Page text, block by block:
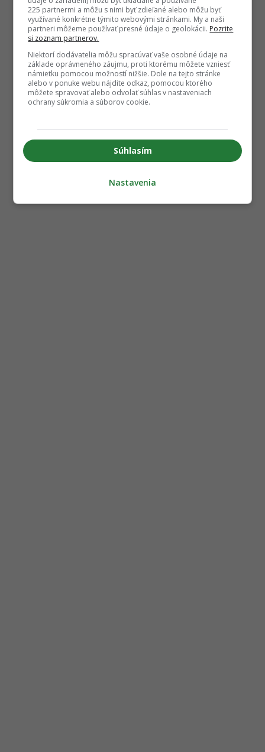
225 partnermi a môžu s nimi byť zdieľané alebo môžu byť
využívané konkrétne týmito webovými stránkami. My a naši
partneri môžeme používať presné údaje o geolokácii. Pozrite
si zoznam partnerov.
Niektorí dodávatelia môžu spracúvať vaše osobné údaje na
základe oprávneného záujmu, proti ktorému môžete vzniesť
námietku pomocou možností nižšie. Dole na tejto stránke
alebo v ponuke webu nájdite odkaz, pomocou ktorého
môžete spravovať alebo odvolať súhlas v nastaveniach
ochrany súkromia a súborov cookie.
Súhlasím
Nastavenia